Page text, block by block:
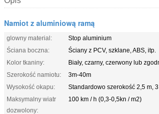
Namiot z aluminiową ramą
glowny material:
Stop aluminium
Ściana boczna:
Ściany z PCV, szklane, ABS, itp.
Kolor tkaniny:
Biały, czarny, czerwony lub
Szerokość namiotu:
3m-40m
Wysokość okapu:
Standardowo szerokość 2,5 m,
Maksymalny wiatr
dozwolony:
100 km / h (0,3-0,5kn / m2)